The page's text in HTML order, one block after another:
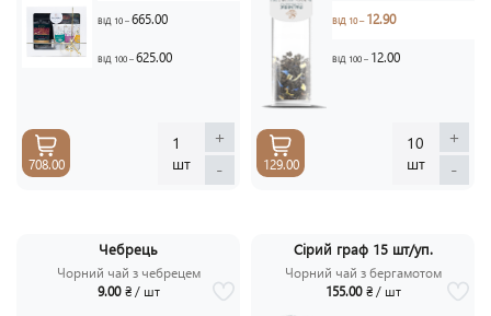
ВІД 10 –665.00
ВІД 100 –625.00
1
шт
+
-
708.00
ВІД 10 –12.90
ВІД 100 – 12.00
10
шт
+
-
129.00
Чебрець
Чорний чай з чебрецем
9.00 ₴ / шт
Сірий граф 15 шт/уп.
Чорний чай з бергамотом
155.00 ₴ / шт